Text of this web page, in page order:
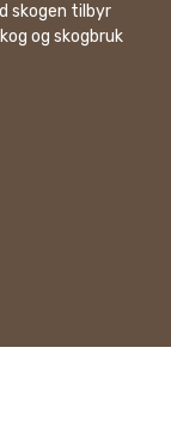
skogen tilbyr
og skogbruk